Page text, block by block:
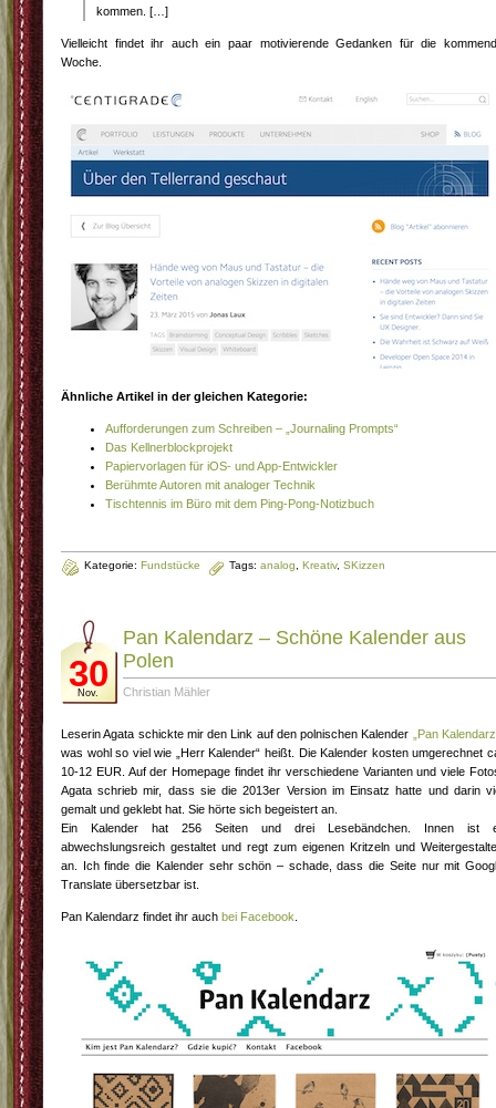
kommen. […]
Vielleicht findet ihr auch ein paar motivierende Gedanken für die
Woche.
Ähnliche Artikel in der gleichen Kategorie:
Aufforderungen zum Schreiben – „Journaling Prompts“
Das Kellnerblockprojekt
Papiervorlagen für iOS- und App-Entwickler
Berühmte Autoren mit analoger Technik
Tischtennis im Büro mit dem Ping-Pong-Notizbuch
Kategorie: Fundstücke Tags: analog Kreativ, SKizzen
30
Nov.
Pan Kalendarz – Schöne Kalender aus
Polen
Christian Mähler
Leserin Agata schickte mir den Link auf den polnischen Kalender
„Pan
was wohl so viel wie „Herr Kalender“ heißt. Die Kalender kosten umgerechnet
10-12 EUR. Auf der Homepage findet ihr verschiedene Varianten und viele
Agata schrieb mir, dass sie die 2013er Version im Einsatz hatte und darin
gemalt und geklebt hat. Sie hörte sich begeistert an.
Ein Kalender hat 256 Seiten und drei Lesebändchen. Innen ist
abwechslungsreich gestaltet und regt zum eigenen Kritzeln und
an. Ich finde die Kalender sehr schön – schade, dass die Seite nur mit
Translate übersetzbar ist.
Pan Kalendarz findet ihr auch bei Facebook